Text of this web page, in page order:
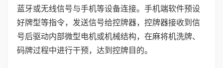
蓝牙或无线信号与手机等设备连接。手机端软件预设
好牌型等指令，发送信号给控牌器，控牌器接收到信
号后驱动内部微型电机或机械结构，在麻将机洗牌、
码牌过程中进行干预，达到控牌目的。